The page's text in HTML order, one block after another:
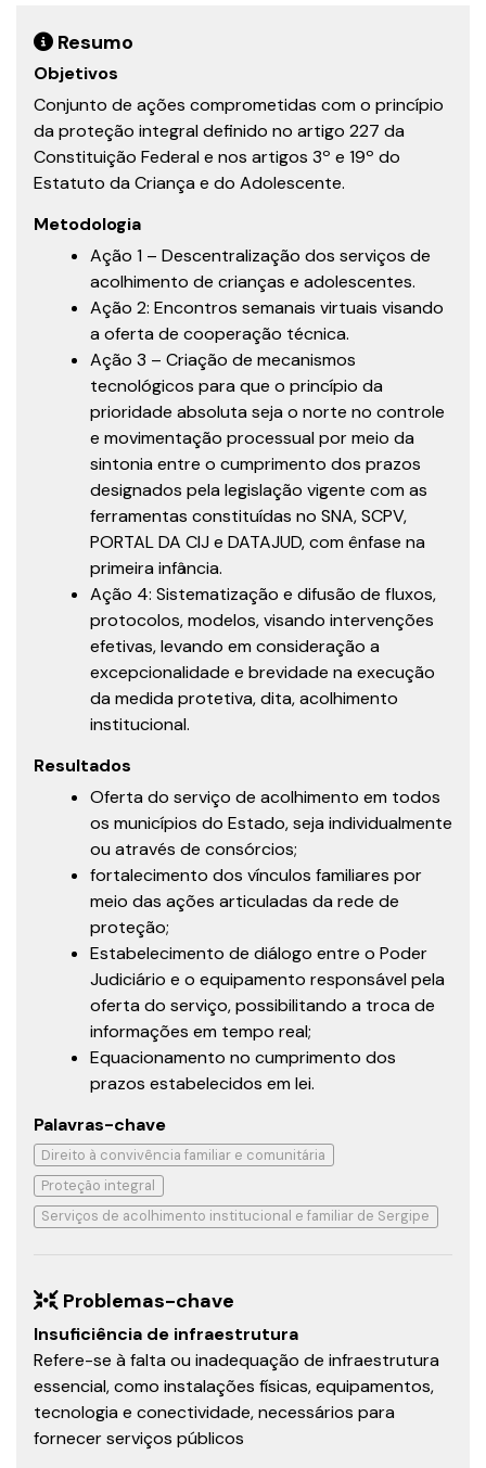
Resumo
Objetivos
Conjunto de ações comprometidas com o princípio
da proteção integral definido no artigo 227 da
Constituição Federal e nos artigos 3º e 19º do
Estatuto da Criança e do Adolescente.
Metodologia
Ação 1 – Descentralização dos serviços de
acolhimento de crianças e adolescentes.
Ação 2: Encontros semanais virtuais visando
a oferta de cooperação técnica.
Ação 3 – Criação de mecanismos
tecnológicos para que o princípio da
prioridade absoluta seja o norte no controle
e movimentação processual por meio da
sintonia entre o cumprimento dos prazos
designados pela legislação vigente com as
ferramentas constituídas no SNA, SCPV,
PORTAL DA CIJ e DATAJUD, com ênfase na
primeira infância.
Ação 4: Sistematização e difusão de fluxos,
protocolos, modelos, visando intervenções
efetivas, levando em consideração a
excepcionalidade e brevidade na execução
da medida protetiva, dita, acolhimento
institucional.
Resultados
Oferta do serviço de acolhimento em todos
os municípios do Estado, seja individualmente
ou através de consórcios;
fortalecimento dos vínculos familiares por
meio das ações articuladas da rede de
proteção;
Estabelecimento de diálogo entre o Poder
Judiciário e o equipamento responsável pela
oferta do serviço, possibilitando a troca de
informações em tempo real;
Equacionamento no cumprimento dos
prazos estabelecidos em lei.
Palavras-chave
Direito à convivência familiar e comunitária
Proteção integral
Serviços de acolhimento institucional e familiar de Sergipe
Problemas-chave
Insuficiência de infraestrutura
Refere-se à falta ou inadequação de infraestrutura
essencial, como instalações físicas, equipamentos,
tecnologia e conectividade, necessários para
fornecer serviços públicos